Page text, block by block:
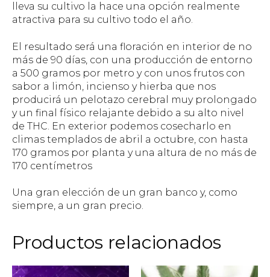
lleva su cultivo la hace una opción realmente
atractiva para su cultivo todo el año.
El resultado será una floración en interior de no
más de 90 días, con una producción de entorno
a 500 gramos por metro y con unos frutos con
sabor a limón, incienso y hierba que nos
producirá un pelotazo cerebral muy prolongado
y un final físico relajante debido a su alto nivel
de THC. En exterior podemos cosecharlo en
climas templados de abril a octubre, con hasta
170 gramos por planta y una altura de no más de
170 centímetros
Una gran elección de un gran banco y, como
siempre, a un gran precio.
Productos relacionados